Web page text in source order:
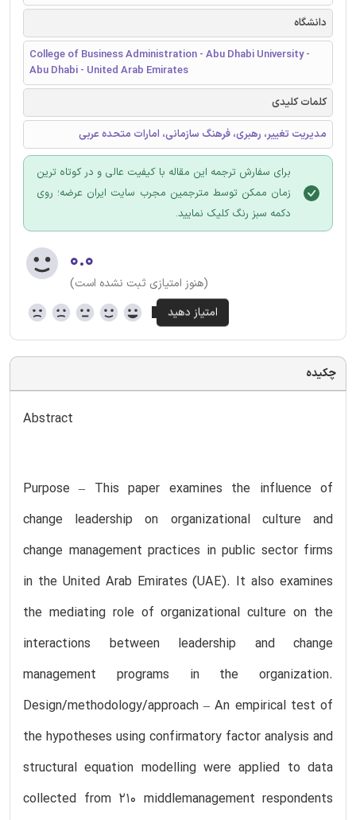
دانشگاه
College of Business Administration - Abu Dhabi University -
Abu Dhabi - United Arab Emirates
کلمات کلیدی
مدیریت تغییر، رهبری، فرهنگ سازمانی، امارات متحده عربی
برای سفارش ترجمه این مقاله با کیفیت عالی و در کوتاه ترین
زمان ممکن توسط مترجمین مجرب سایت ایران عرضه؛ روی
دکمه سبز رنگ کلیک نمایید.
۰.۰
(هنوز امتیازی ثبت نشده است)
چکیده
Abstract
Purpose – This paper examines the influence of
change leadership on organizational culture and
change management practices in public sector firms
in the United Arab Emirates (UAE). It also examines
the mediating role of organizational culture on the
interactions between leadership and change
management programs in the organization.
Design/methodology/approach – An empirical test of
the hypotheses using confirmatory factor analysis and
structural equation modelling were applied to data
collected from 210 middlemanagement respondents